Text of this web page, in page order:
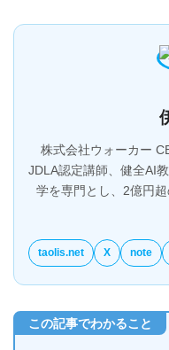
株式会社ウォーカー
JDLA認定講師、健全AI
学を専門とし、2億円
taolis.net X note